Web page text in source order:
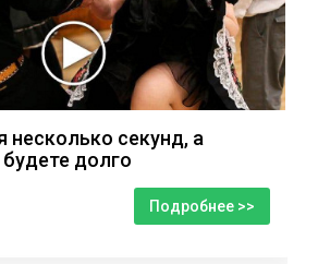
несколько секунд, а
долго
Подробнее >>